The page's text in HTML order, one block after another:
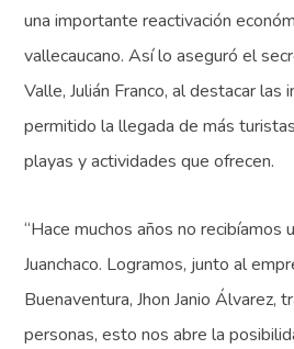
una importante reactivación
vallecaucano. Así lo aseguró el
Valle, Julián Franco, al destacar las
permitido la llegada de más
playas y actividades que ofrecen.
“Hace muchos años no recibíamos
Juanchaco. Logramos, junto al
Buenaventura, Jhon Janio Álvarez,
personas, esto nos abre la